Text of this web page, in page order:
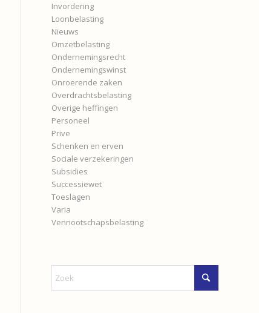
Invordering
Loonbelasting
Nieuws
Omzetbelasting
Ondernemingsrecht
Ondernemingswinst
Onroerende zaken
Overdrachtsbelasting
Overige heffingen
Personeel
Prive
Schenken en erven
Sociale verzekeringen
Subsidies
Successiewet
Toeslagen
Varia
Vennootschapsbelasting